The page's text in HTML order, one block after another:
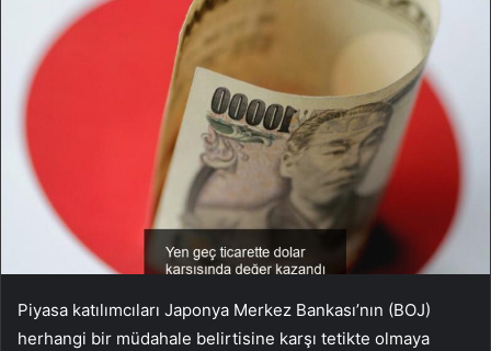
Piyasa katılımcıları Japonya Merkez Bankası’nın (BOJ)
herhangi bir müdahale belirtisine karşı tetikte olmaya